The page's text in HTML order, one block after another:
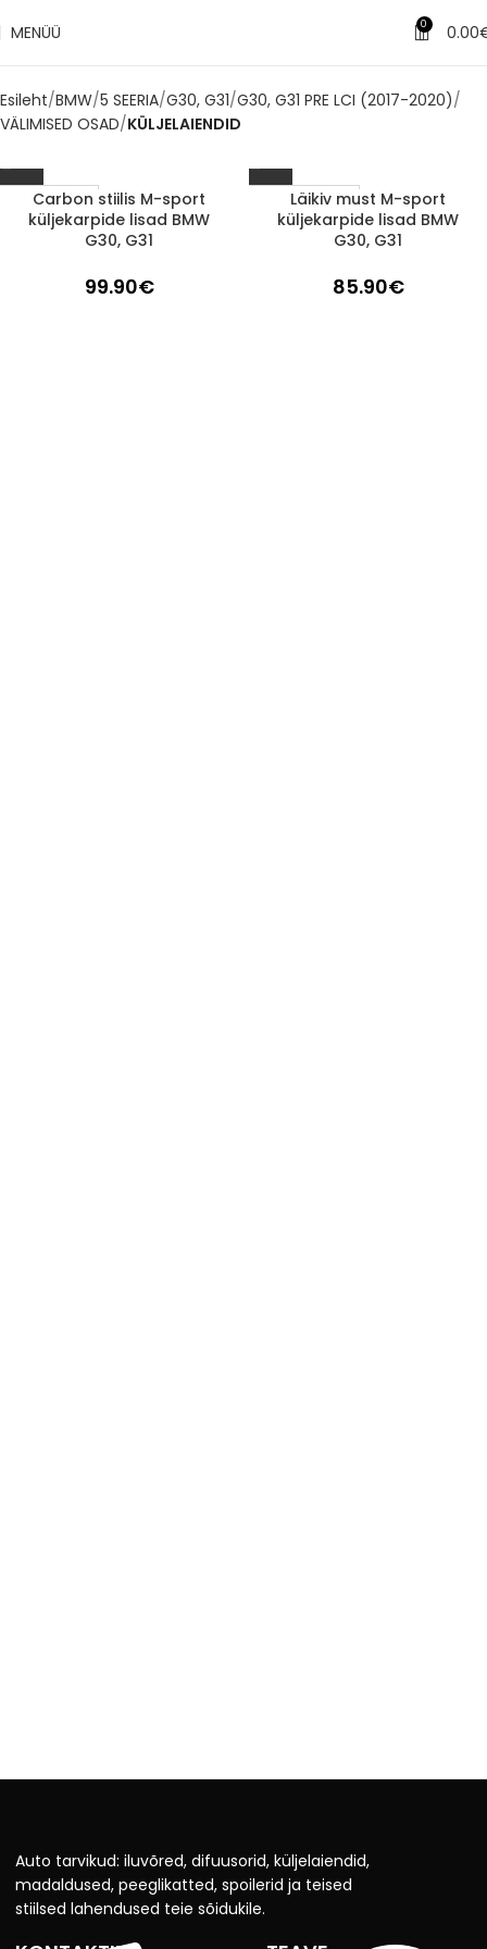
MENÜÜ 0 0.00
Esileht BMW 5 SEERIA G30, G31 G30, G31 PRE LCI (2017-2020)
VÄLIMISED OSAD KÜLJELAIENDID
1-3 d.d.
Carbon stiilis M-sport
küljekarpide lisad BMW
G30, G31
99.90€
Läbimüüdud
Läikiv must M-sport
küljekarpide lisad BMW
G30, G31
85.90€
Auto tarvikud: iluvõred, difuusorid, küljelaiendid,
madaldused, peeglikatted, spoilerid ja teised
stiilsed lahendused teie sõidukile.